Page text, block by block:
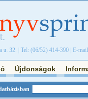
u. 32. | Tel: (06/52) 414-390 | E-
Újdonságok